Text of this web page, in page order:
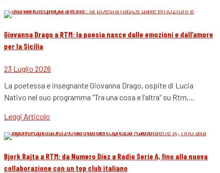
Giovanna Drago a RTM: la poesia nasce dalle emozioni e dall’amore
per la Sicilia
23 Luglio 2026
La poetessa e insegnante Giovanna Drago, ospite di Lucia
Nativo nel suo programma “Tra una cosa e l’altra” su Rtm,…
Leggi Articolo
Bjork Rajta a RTM: da Numero Diez a Radio Serie A, fino alla nuova
collaborazione con un top club italiano